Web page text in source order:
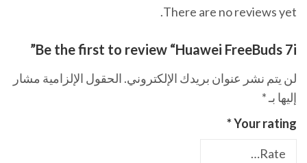
There are no reviews yet.
Be the first to review “Huawei FreeBuds 7i”
لن يتم نشر عنوان بريدك الإلكتروني. الحقول الإلزامية مشار
إليها بـ*
Your rating
*